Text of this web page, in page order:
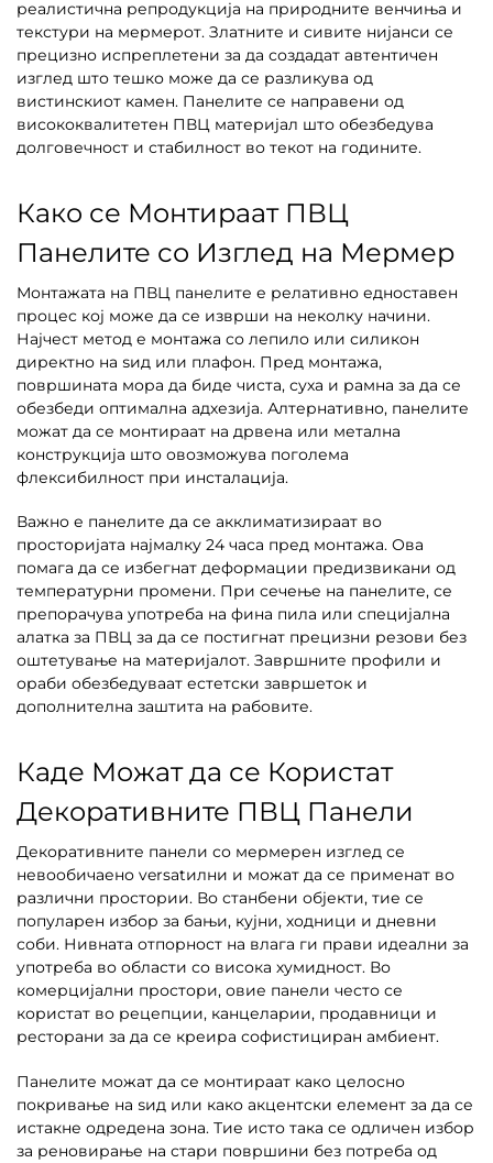
реалистична репродукција на природните венчиња и
текстури на мермерот. Златните и сивите нијанси се
прецизно испреплетени за да создадат автентичен
изглед што тешко може да се разликува од
вистинскиот камен. Панелите се направени од
висококвалитетен ПВЦ материјал што обезбедува
долговечност и стабилност во текот на годините.
Како се Монтираат ПВЦ
Панелите со Изглед на Мермер
Монтажата на ПВЦ панелите е релативно едноставен
процес кој може да се изврши на неколку начини.
Најчест метод е монтажа со лепило или силикон
директно на ѕид или плафон. Пред монтажа,
површината мора да биде чиста, суха и рамна за да се
обезбеди оптимална адхезија. Алтернативно, панелите
можат да се монтираат на дрвена или метална
конструкција што овозможува поголема
флексибилност при инсталација.
Важно е панелите да се акклиматизираат во
просторијата најмалку 24 часа пред монтажа. Ова
помага да се избегнат деформации предизвикани од
температурни промени. При сечење на панелите, се
препорачува употреба на фина пила или специјална
алатка за ПВЦ за да се постигнат прецизни резови без
оштетување на материјалот. Завршните профили и
ораби обезбедуваат естетски завршеток и
дополнителна заштита на рабовите.
Каде Можат да се Користат
Декоративните ПВЦ Панели
Декоративните панели со мермерен изглед се
невообичаено versatилни и можат да се применат во
различни простории. Во станбени објекти, тие се
популарен избор за бањи, кујни, ходници и дневни
соби. Нивната отпорност на влага ги прави идеални за
употреба во области со висока хумидност. Во
комерцијални простори, овие панели често се
користат во рецепции, канцеларии, продавници и
ресторани за да се креира софистициран амбиент.
Панелите можат да се монтираат како целосно
покривање на ѕид или како акцентски елемент за да се
истакне одредена зона. Тие исто така се одличен избор
за реновирање на стари површини без потреба од